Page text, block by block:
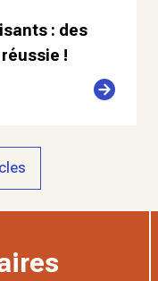
: des
!